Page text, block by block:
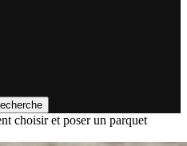
choisir et poser un parquet